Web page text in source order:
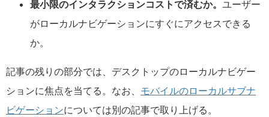
最小限のインタラクションコストで済むか。 ユーザー
がローカルナビゲーションにすぐにアクセスできる
か。
記事の残りの部分では、デスクトップのローカルナビゲー
ションに焦点を当てる。なお、 モバイルのローカルサブナ
ビゲーションについては別の記事で取り上げる。